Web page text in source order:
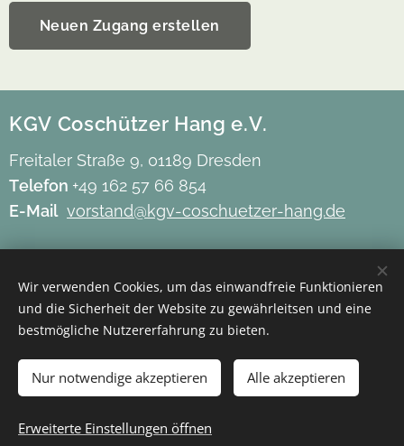
Neuen Zugang erstellen
KGV Coschützer Hang e.V.
Freitaler Straße 9, 01189 Dresden
Telefon +49 162 57 66 854
E-Mail vorstand@kgv-coschuetzer-hang.de
Impressum
Datenschutz
Barrierefreiheit
Mitgliederbereich
Cookies
Wir verwenden Cookies, um das einwandfreie Funktionieren
und die Sicherheit der Website zu gewährleitsen und eine
bestmögliche Nutzererfahrung zu bieten.
Nur notwendige akzeptieren Alle akzeptieren
Erweiterte Einstellungen öffnen